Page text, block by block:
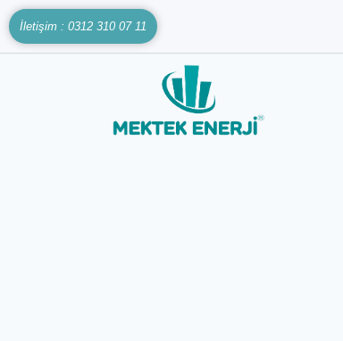
İletişim : 0312 310 07 11